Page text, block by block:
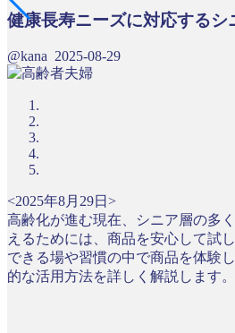
健康長寿ニーズに対応する
@kana 2025-08-29
<2025年8月29日>
高齢化が進む現在、シニア層の多
えるためには、商品を安心して試
できる場や習慣の中で商品を体験
的な活用方法を詳しく解説します。